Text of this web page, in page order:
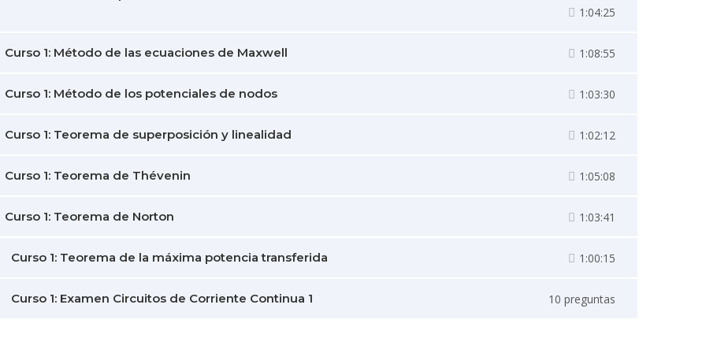
1:04:25
Curso 1: Método de las ecuaciones de Maxwell 1:08:55
Curso 1: Método de los potenciales de nodos 1:03:30
Curso 1: Teorema de superposición y linealidad 1:02:12
Curso 1: Teorema de Thévenin 1:05:08
Curso 1: Teorema de Norton 1:03:41
Curso 1: Teorema de la máxima potencia transferida 1:00:15
Curso 1: Examen Circuitos de Corriente Continua 1 10 preguntas